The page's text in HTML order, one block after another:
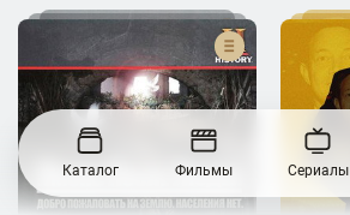
Каталог Фильмы Сериалы